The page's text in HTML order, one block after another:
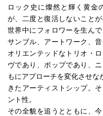
ロック史に燦然と輝く黄金
が、二度と復活しないこと
世界中にフォロワーを生ん
サンブル、アートワーク、
オリエンテッドなトリオ・
ヴであり、ポップであり、
もにアプローチを変化させな
きたアーティストシップ。
ント性。
その全貌を追うとともに、